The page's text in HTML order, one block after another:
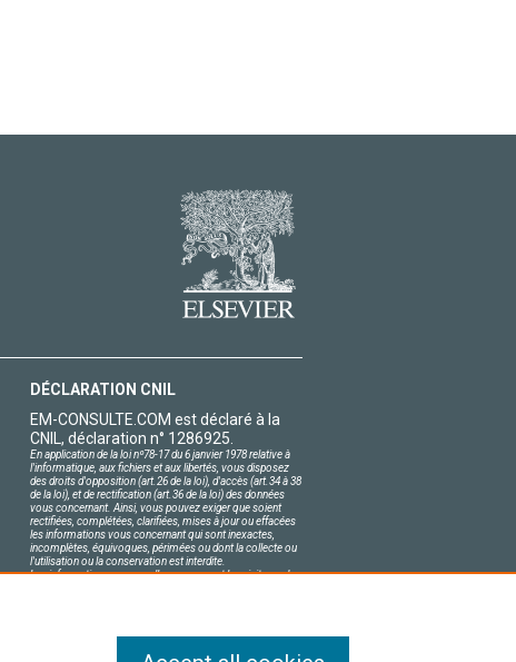
DÉCLARATION CNIL
EM-CONSULTE.COM est déclaré à la
CNIL, déclaration n° 1286925.
En application de la loi nº78-17 du 6 janvier 1978 relative à
l'informatique, aux fichiers et aux libertés, vous disposez
des droits d'opposition (art.26 de la loi), d'accès (art.34 à 38
de la loi), et de rectification (art.36 de la loi) des données
vous concernant. Ainsi, vous pouvez exiger que soient
rectifiées, complétées, clarifiées, mises à jour ou effacées
les informations vous concernant qui sont inexactes,
incomplètes, équivoques, périmées ou dont la collecte ou
l'utilisation ou la conservation est interdite.
Les informations personnelles concernant les visiteurs de